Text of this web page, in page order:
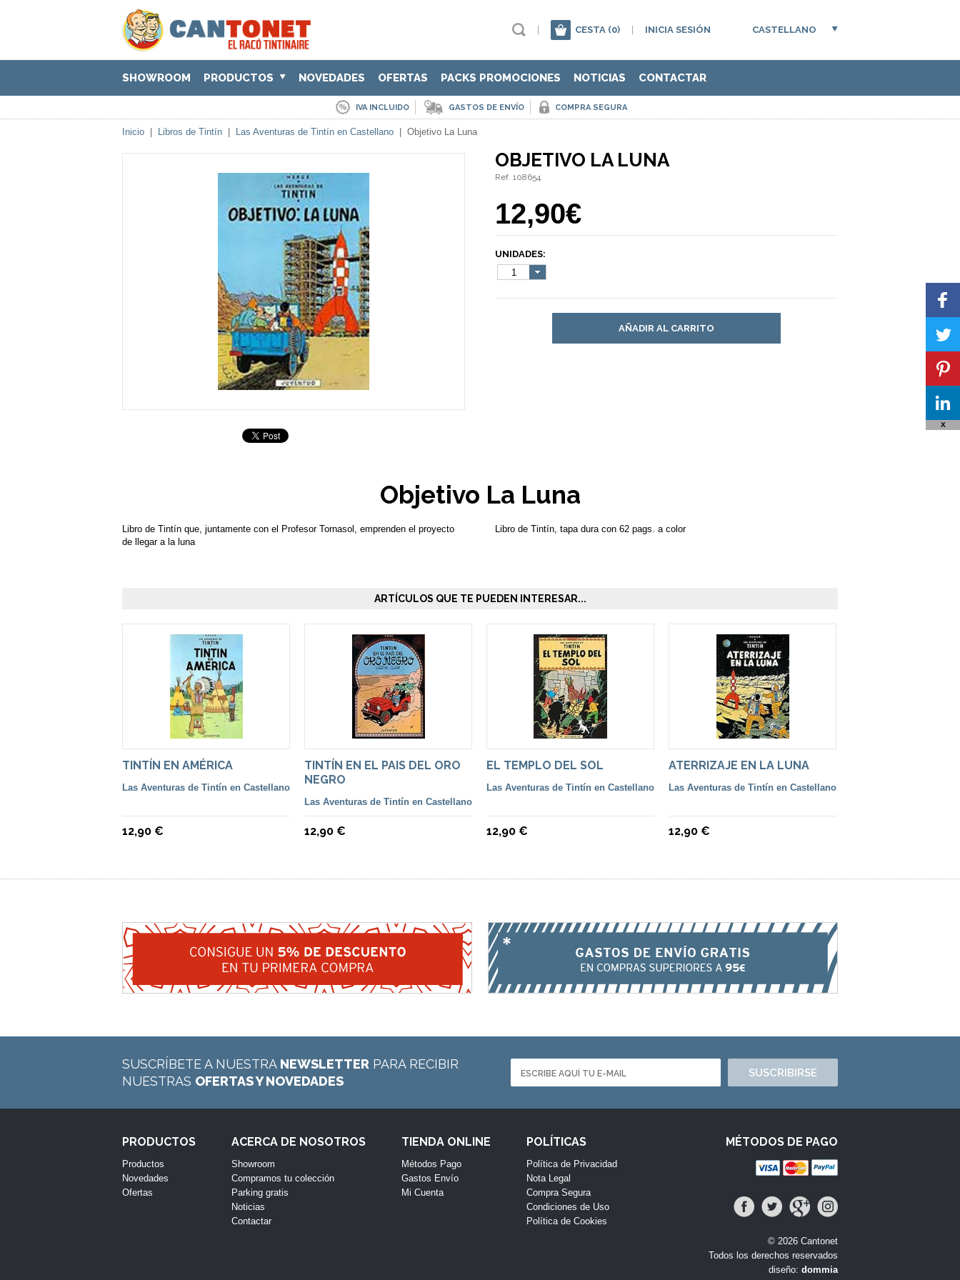
CESTA (0) INICIA SESIÓN CASTELLANO
SHOWROOM PRODUCTOS NOVEDADES OFERTAS PACKS PROMOCIONES NOTICIAS CONTACTAR
IVA INCLUIDO GASTOS DE ENVÍO COMPRA SEGURA
Inicio Libros de Tintín Las Aventuras de Tintín en Castellano Objetivo La Luna
OBJETIVO LA LUNA
Ref. 108654
12,90€
UNIDADES:
1
AÑADIR AL CARRITO
Objetivo La Luna
Libro de Tintín que, juntamente con el Profesor Tornasol, emprenden el proyecto
de llegar a la luna
Libro de Tintín, tapa dura con 62 pags. a color
ARTÍCULOS QUE TE PUEDEN INTERESAR...
TINTÍN EN AMÉRICA
Las Aventuras de Tintín en Castellano
12,90 €
TINTÍN EN EL PAIS DEL ORO
NEGRO
Las Aventuras de Tintín en Castellano
12,90 €
EL TEMPLO DEL SOL
Las Aventuras de Tintín en Castellano
12,90 €
ATERRIZAJE EN LA LUNA
Las Aventuras de Tintín en Castellano
12,90 €
SUSCRÍBETE A NUESTRA NEWSLETTER PARA RECIBIR
NUESTRAS OFERTAS Y NOVEDADES
SUSCRIBIRSE
PRODUCTOS
Productos
Novedades
Ofertas
ACERCA DE NOSOTROS
Showroom
Compramos tu colección
Parking gratis
Noticias
Contactar
TIENDA ONLINE
Métodos Pago
Gastos Envío
Mi Cuenta
POLÍTICAS
Política de Privacidad
Nota Legal
Compra Segura
Condiciones de Uso
Política de Cookies
MÉTODOS DE PAGO
© 2026 Cantonet
Todos los derechos reservados
diseño: dommia
X